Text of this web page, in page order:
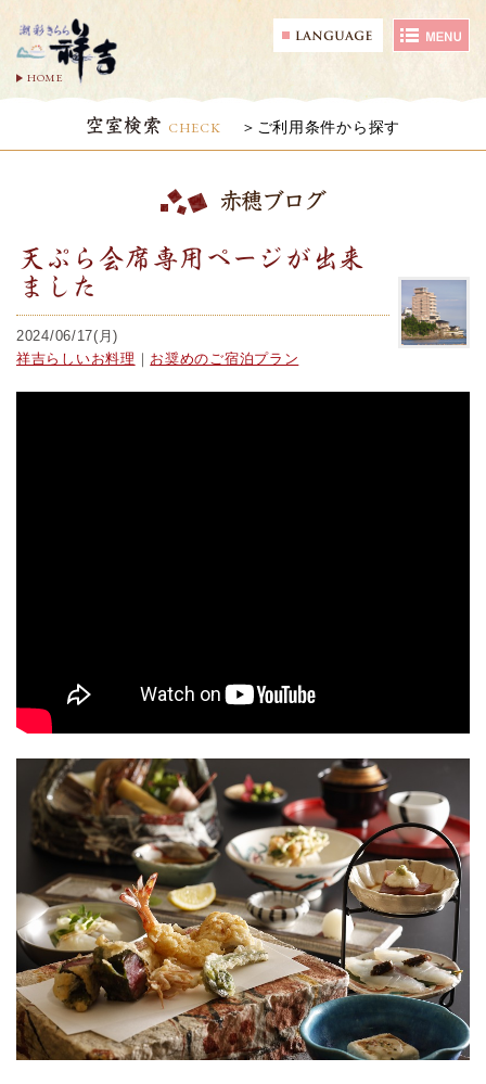
HOME
空室検索 CHECK ご利用条件から探す
赤穂ブログ
天ぷら会席専用ページが出来
ました
2024/06/17(月)
祥吉らしいお料理 ｜ お奨めのご宿泊プラン